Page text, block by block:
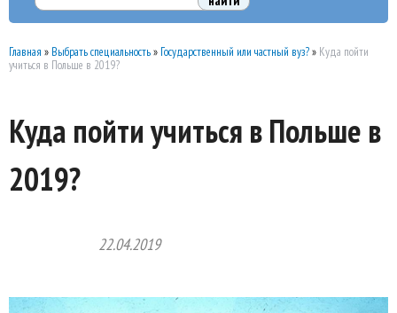
Главная » Выбрать специальность» Государственный или частный вуз?» Куда пойти
учиться в Польше в 2019?
Куда пойти учиться в Польше в
2019?
22.04.2019